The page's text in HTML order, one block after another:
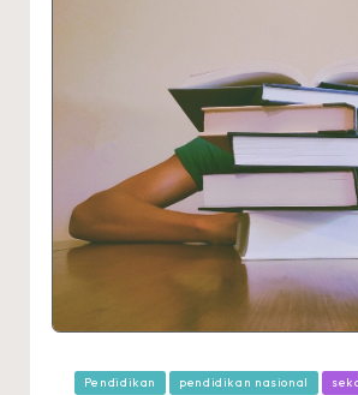
Posted
Pendidikan pendidikan nasional